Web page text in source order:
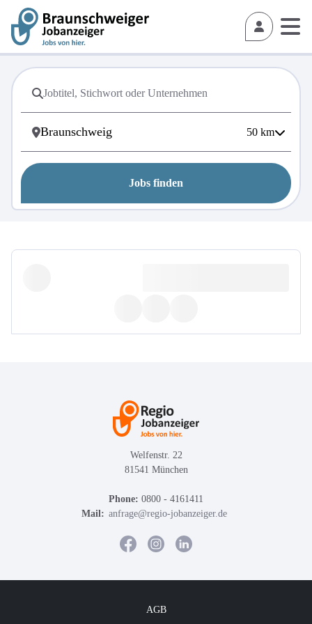
50 km
Jobs finden
Welfenstr. 22
81541 München
Phone: 0800 - 4161411
Mail: anfrage@regio-jobanzeiger.de
AGB